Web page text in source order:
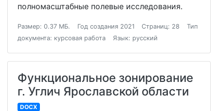
полномасштабные полевые исследования.
Размер: 0.37 МБ. Год создания 2021 Страниц: 28
Тип
документа: курсовая работа
Язык: русский
Функциональное зонирование
г. Углич Ярославской области
DOCX